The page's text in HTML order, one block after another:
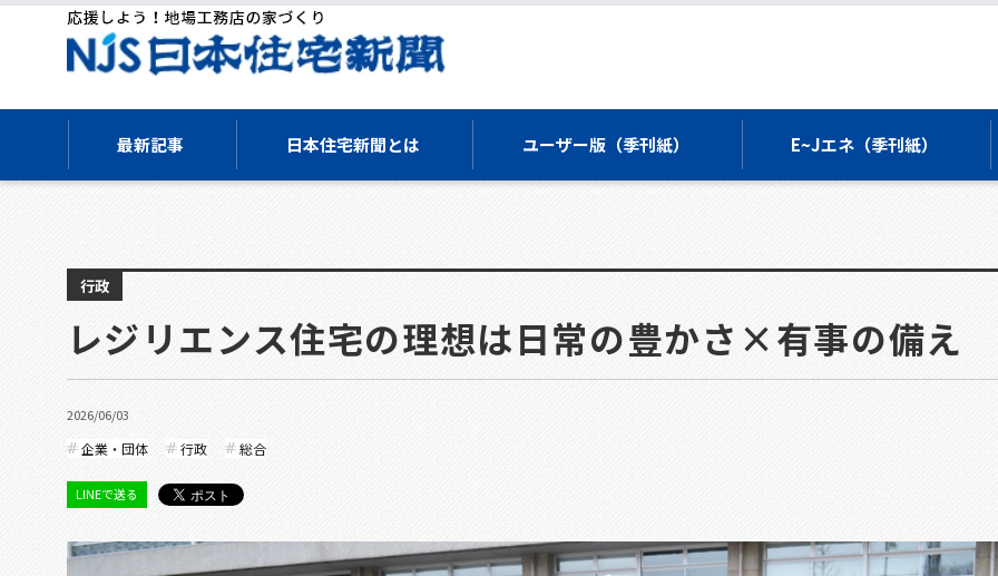
最新記事 日本住宅新聞とは ユーザー版（季刊紙） E~Jエネ（季刊紙）
行政
レジリエンス住宅の理想は日常の豊かさ×有事の備え
2026/06/03
企業・団体 行政 総合
LINEで送る